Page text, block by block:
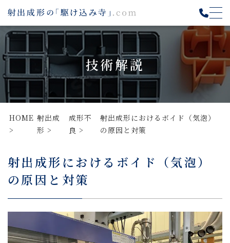
技術解説
HOME 射出成
形
成形不
良
射出成形におけるボイド（気泡）
の原因と対策
射出成形におけるボイド（気泡）
の原因と対策